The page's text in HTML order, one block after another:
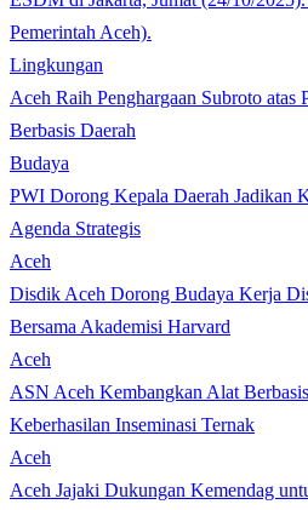
Lingkungan
Aceh Raih Penghargaan Subroto atas
Berbasis Daerah
Budaya
PWI Dorong Kepala Daerah Jadikan
Agenda Strategis
Aceh
Disdik Aceh Dorong Budaya Kerja
Bersama Akademisi Harvard
Aceh
ASN Aceh Kembangkan Alat
Keberhasilan Inseminasi Ternak
Aceh
Aceh Jajaki Dukungan Kemendag